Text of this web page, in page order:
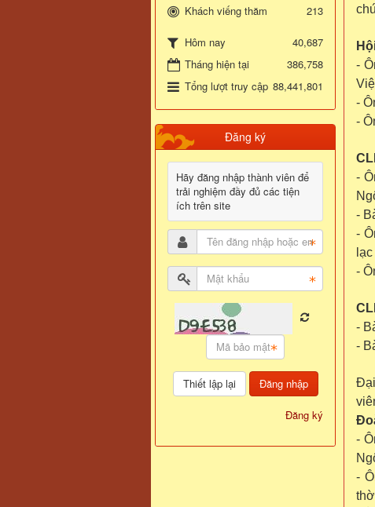
-
-
-
-
-
-
-
-
-
-
-
Khách viếng thăm
213
Hôm nay
40,687
Tháng hiện tại
386,758
Tổng lượt truy cập 88,441,801
Đăng ký
Hãy đăng nhập thành viên để
trải nghiệm đầy đủ các tiện
ích trên site
Đăng nhập
Đăng ký